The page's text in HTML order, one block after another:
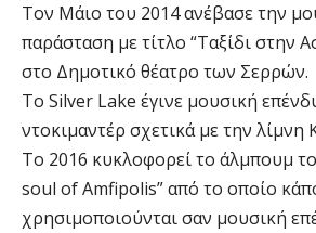
Τον Μάιο του 2014 ανέβασε την
παράσταση με τίτλο “Ταξίδι στην
στο Δημοτικό θέατρο των Σερρών.
Το Silver Lake έγινε μουσική
ντοκιμαντέρ σχετικά με την λίμνη
Το 2016 κυκλοφορεί το άλμπουμ
soul of Amfipolis” από το οποίο
χρησιμοποιούνται σαν μουσική